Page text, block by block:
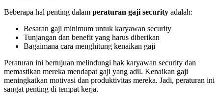
Beberapa hal penting dalam peraturan gaji security adalah:
Besaran gaji minimum untuk karyawan security
Tunjangan dan benefit yang harus diberikan
Bagaimana cara menghitung kenaikan gaji
Peraturan ini bertujuan melindungi hak karyawan security dan
memastikan mereka mendapat gaji yang adil. Kenaikan gaji
meningkatkan motivasi dan produktivitas mereka. Jadi, peraturan ini
sangat penting di tempat kerja.